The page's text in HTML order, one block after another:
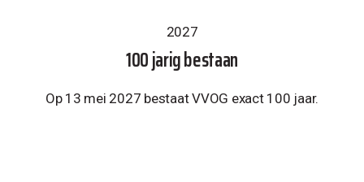
2027
100 jarig bestaan
Op 13 mei 2027 bestaat VVOG exact 100 jaar.